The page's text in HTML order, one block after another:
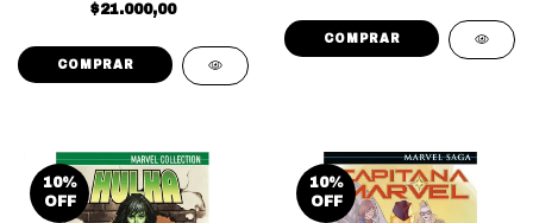
$21.000,00
10%
OFF
10%
OFF